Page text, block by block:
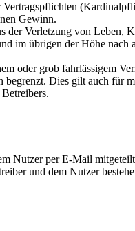
Gewinn.
der Verletzung von Leben,
im übrigen der Höhe nach
oder grob fahrlässigem
Dies gilt auch für
Nutzer per E-Mail
und dem Nutzer